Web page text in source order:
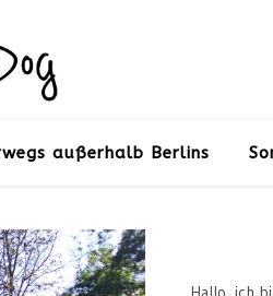
außerhalb Berlins